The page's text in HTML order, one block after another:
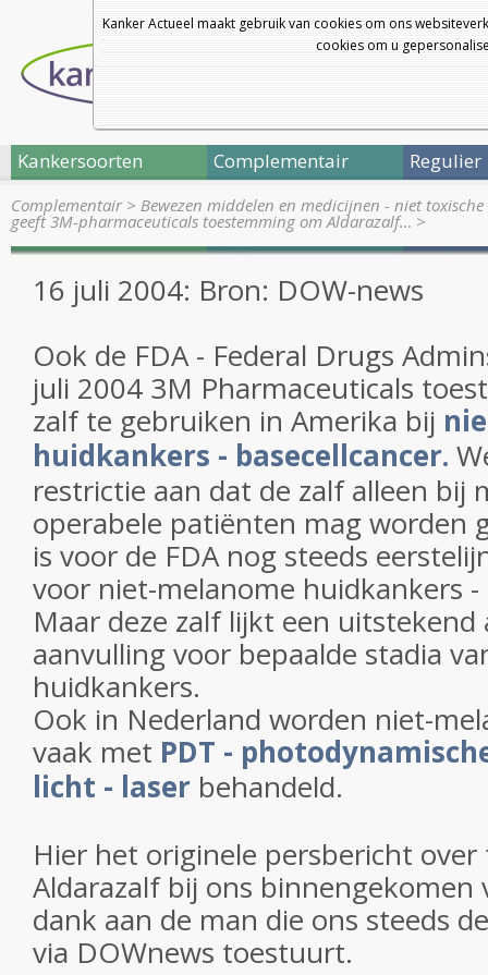
Kanker Actueel maakt gebruik van cookies om ons
cookies om u
Kankersoorten Complementair Regulier
Complementair> Bewezen middelen en medicijnen - niet
geeft 3M-pharmaceuticals toestemming om Aldarazalf… >
16 juli 2004: Bron: DOW-news
Ook de FDA - Federal Drugs
juli 2004 3M Pharmaceuticals
zalf te gebruiken in Amerika bij
huidkankers - basecellcancer.
restrictie aan dat de zalf alleen bij
operabele patiënten mag worden
is voor de FDA nog steeds
voor niet-melanome huidkankers -
Maar deze zalf lijkt een
aanvulling voor bepaalde stadia
huidkankers.
Ook in Nederland worden niet-
vaak met PDT -
licht - laser behandeld.
Hier het originele persbericht
Aldarazalf bij ons binnengekomen
dank aan de man die ons steeds
via DOWnews toestuurt.